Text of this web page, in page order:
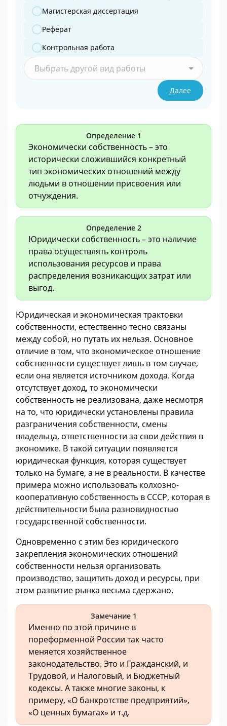
Магистерская диссертация
Реферат
Контрольная работа
Выбрать другой вид работы
Далее
Определение 1
Экономически собственность – это
исторически сложившийся конкретный
тип экономических отношений между
людьми в отношении присвоения или
отчуждения.
Определение 2
Юридически собственность – это наличие
права осуществлять контроль
использования ресурсов и права
распределения возникающих затрат или
выгод.
Юридическая и экономическая трактовки
собственности, естественно тесно связаны
между собой, но путать их нельзя. Основное
отличие в том, что экономическое отношение
собственности существует лишь в том случае,
если она является источником дохода. Когда
отсутствует доход, то экономически
собственность не реализована, даже несмотря
на то, что юридически установлены правила
разграничения собственности, смены
владельца, ответственности за свои действия в
экономике. В такой ситуации появляется
юридическая функция, которая существует
только на бумаге, а не в реальности. В качестве
примера можно использовать колхозно-
кооперативную собственность в СССР, которая в
действительности была разновидностью
государственной собственности.
Одновременно с этим без юридического
закрепления экономических отношений
собственности нельзя организовать
производство, защитить доход и ресурсы, при
этом развитие рынка весьма сдержано.
Замечание 1
Именно по этой причине в
пореформенной России так часто
меняется хозяйственное
законодательство. Это и Гражданский, и
Трудовой, и Налоговый, и Бюджетный
кодексы. А также многие законы, к
примеру, «О банкротстве предприятий»,
«О ценных бумагах» и т.д.